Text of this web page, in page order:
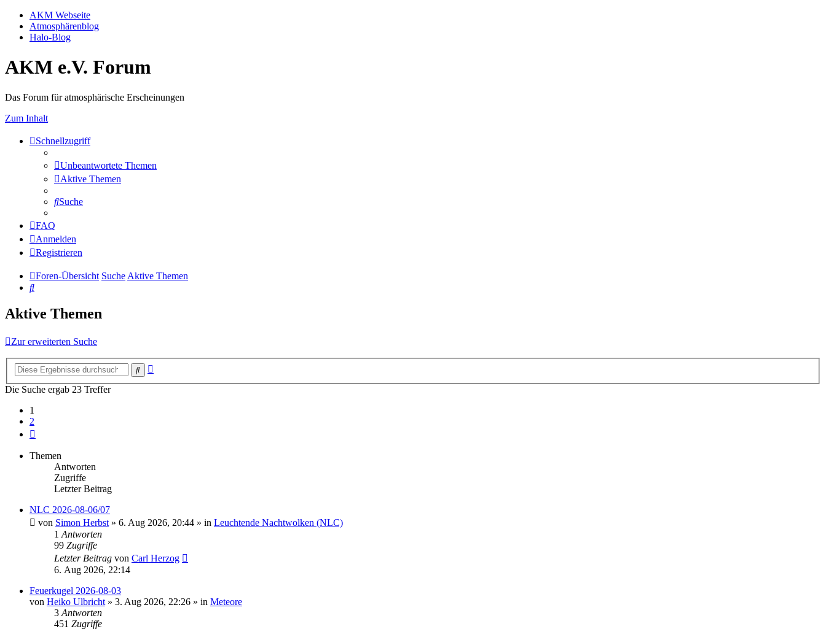
AKM Webseite
Atmosphärenblog
Halo-Blog
AKM e.V. Forum
Das Forum für atmosphärische Erscheinungen
Zum Inhalt
Schnellzugriff
Unbeantwortete Themen
Aktive Themen
Suche
FAQ
Anmelden
Registrieren
Foren-Übersicht Suche Aktive Themen
Suche
Aktive Themen
Zur erweiterten Suche
Suche
Die Suche ergab 23 Treffer
1
2
Themen
Antworten
Zugriffe
Letzter Beitrag
NLC 2026-08-06/07
von Simon Herbst » 6. Aug 2026, 20:44 » in Leuchtende Nachtwolken (NLC)
1 Antworten
99 Zugriffe
Letzter Beitrag von Carl Herzog
6. Aug 2026, 22:14
Feuerkugel 2026-08-03
von Heiko Ulbricht » 3. Aug 2026, 22:26 » in Meteore
3 Antworten
451 Zugriffe